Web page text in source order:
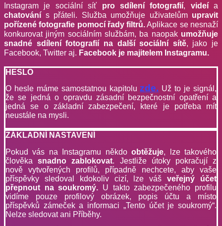
Instagram je sociální síť pro sdílení fotografií, videía
chatovánís přáteli. Služba umožňuje uživatelům upravit
pořízené fotografie pomocí řady filtrů. Aplikace se nesnaží
konkurovat jiným sociálním službám, ba naopak umožňuje
snadné sdílení fotografií na další sociální sítě, jako je
Facebook, Twitter aj. Facebook je majitelem Instagramu.
HESLO
O hesle máme samostatnou kapitoluzde. Už to je signál,
že se jedná o opravdu zásadní bezpečnostní opatření a
jedná se o základní zabezpečení, které je potřeba mít
neustále na mysli.
ZÁKLADNÍ NASTAVENÍ
Pokud vás na Instagramu někdoobtěžuje, lze takového
člověkasnadno zablokovat. Jestliže útoky pokračují z
nově vytvořených profilů, případně nechcete, aby vaše
příspěvky sledoval kdokoliv cizí, lze vášveřejný účet
přepnout na soukromý. U takto zabezpečeného profilu
vidíme pouze profilový obrázek, popis účtu a místo
příspěvků zámeček a informaci „Tento účet je soukromý“.
Nelze sledovat ani Příběhy.